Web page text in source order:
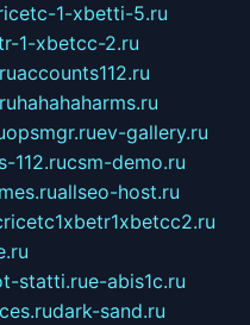
1-xbetti-5.ru
1-xbetcc-2.ru
accounts112.ru
hahahaharms.ru
opsmgr.ruev-gallery.ru
112.rucsm-demo.ru
allseo-host.ru
statti.rue-abis1c.ru
dark-sand.ru